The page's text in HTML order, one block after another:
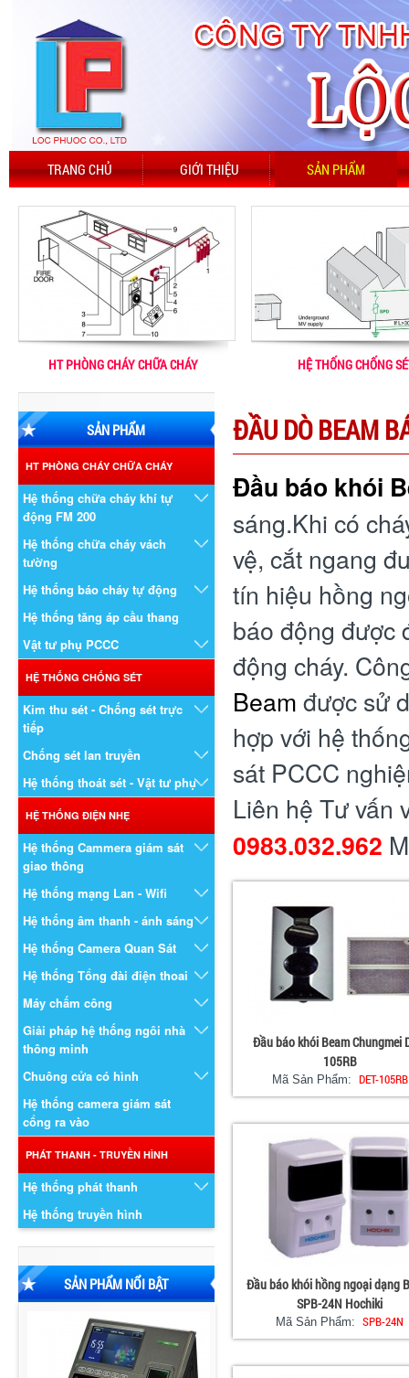
TRANG CHỦ GIỚI THIỆU SẢN PHẨM
HT PHÒNG CHÁY CHỮA CHÁY HỆ THỐNG CHỐNG
SẢN PHẨM
HT PHÒNG CHÁY CHỮA CHÁY
Hệ thống chữa cháy khí tự
động FM 200
Hệ thống chữa cháy vách
tường
Hệ thống báo cháy tự động
Hệ thống tăng áp cầu thang
Vật tư phụ PCCC
HỆ THỐNG CHỐNG SÉT
Kim thu sét - Chống sét trực
tiếp
Chống sét lan truyền
Hệ thống thoát sét - Vật tư phụ
HỆ THỐNG ĐIỆN NHẸ
Hệ thống Cammera giám sát
giao thông
Hệ thống mạng Lan - Wifi
Hệ thống âm thanh - ánh sáng
Hệ thống Camera Quan Sát
Hệ thống Tổng đài điện thoai
Máy chấm công
Giải pháp hệ thống ngôi nhà
thông minh
Chuông cửa có hình
Hệ thống camera giám sát
cổng ra vào
PHÁT THANH - TRUYỀN HÌNH
Hệ thống phát thanh
Hệ thống truyền hình
SẢN PHẨM NỔI BẬT
ĐẦU DÒ BEAM
Đầu báo khói
sáng.Khi có
vệ, cắt ngang
tín hiệu hồng
báo động được
động cháy.
Beam được sử
hợp với hệ
sát PCCC
Liên hệ Tư vấn
0983.032.962
Đầu báo khói Beam Chungmei
105RB
Mã Sản Phẩm: DET-105RB
Đầu báo khói hồng ngoại dạng
SPB-24N Hochiki
Mã Sản Phẩm: SPB-24N